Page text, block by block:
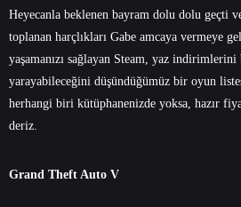
Heyecanla beklenen bayram dolu dolu geçti
toplanan harçlıkları Gabe amcaya vermeye
yaşamanızı sağlayan Steam, yaz indirimlerini
yarayabileceğini düşündüğümüz bir oyun
herhangi biri kütüphanenizde yoksa, hazır
deriz.
Grand Theft Auto V